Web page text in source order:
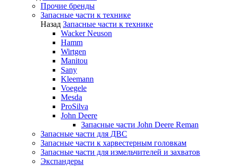
Прочие бренды
Запасные части к технике
Назад Запасные части к технике
Wacker Neuson
Hamm
Wirtgen
Manitou
Sany
Kleemann
Voegele
Mesda
ProSilva
John Deere
Запасные части John Deere Reman
Запасные части для ДВС
Запасные части к харвестерным головкам
Запасные части для измельчителей и захватов
Экспандеры